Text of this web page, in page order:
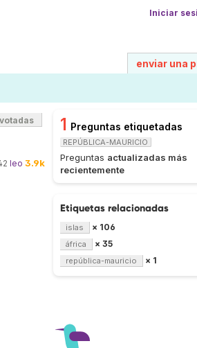
Iniciar
enviar una
votadas
leo 3.9k
1 Preguntas etiquetadas
REPÚBLICA-MAURICIO
Preguntas actualizadas más
recientemente
Etiquetas relacionadas
islas × 106
áfrica × 35
república-mauricio × 1